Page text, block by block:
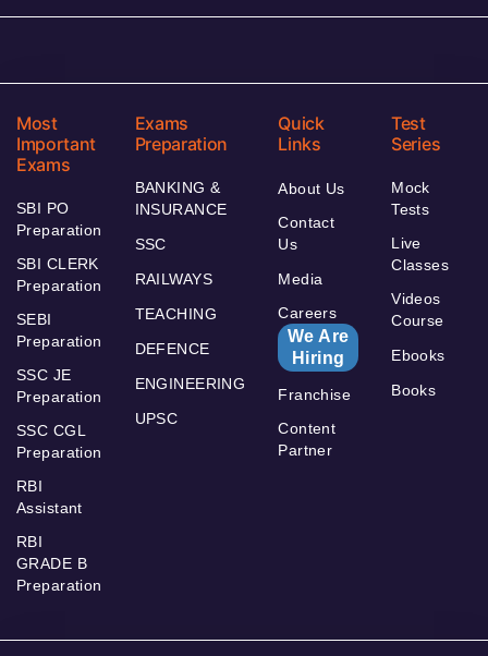
Most
Important
Exams
SBI PO
Preparation
SBI CLERK
Preparation
SEBI
Preparation
SSC JE
Preparation
SSC CGL
Preparation
RBI
Assistant
RBI
GRADE B
Preparation
Exams
Preparation
BANKING &
INSURANCE
SSC
RAILWAYS
TEACHING
DEFENCE
ENGINEERING
UPSC
Quick
Links
About Us
Contact
Us
Media
Careers
We Are
Hiring
Franchise
Content
Partner
Test
Series
Mock
Tests
Live
Classes
Videos
Course
Ebooks
Books